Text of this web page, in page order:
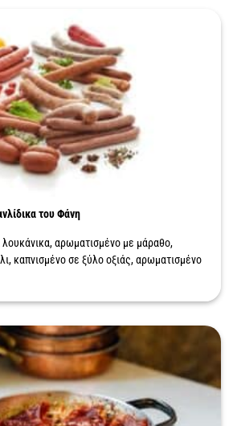
του Φάνη
αρωματισμένο με μάραθο,
καπνισμένο σε ξύλο οξιάς, αρωματισμένο